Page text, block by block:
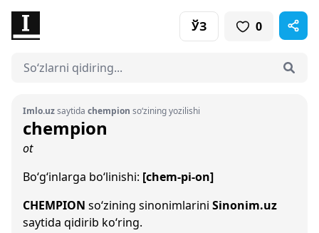
ЎЗ 0
Imlo.uzsaytida chempion so‘zining yozilishi
chempion
ot
Bo‘g‘inlarga bo‘linishi: [chem-pi-on]
CHEMPION so‘zining sinonimlarini Sinonim.uz
saytida qidirib ko‘ring.